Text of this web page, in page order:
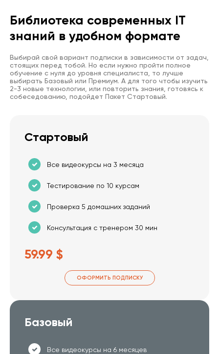
Библиотека современных IT
знаний в удобном формате
Выбирай свой вариант подписки в зависимости от задач,
стоящих перед тобой. Но если нужно пройти полное
обучение с нуля до уровня специалиста, то лучше
выбирать Базовый или Премиум. А для того чтобы изучить
2-3 новые технологии, или повторить знания, готовясь к
собеседованию, подойдет Пакет Стартовый.
Стартовый
Все видеокурсы на 3 месяца
Тестирование по 10 курсам
Проверка 5 домашних заданий
Консультация с тренером 30 мин
59.99 $
ОФОРМИТЬ ПОДПИСКУ
Базовый
Все видеокурсы на 6 месяцев